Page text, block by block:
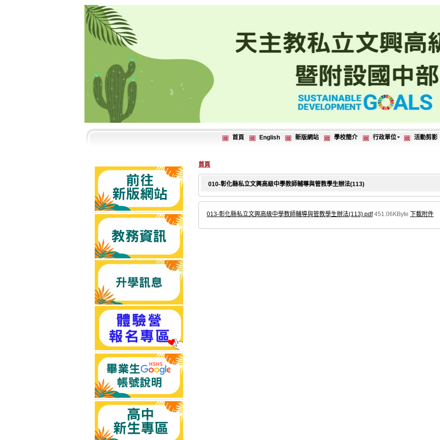
首頁 English 新版網站 學校簡介 行政單位 活動剪影
首頁
010-彰化縣私立文興高級中學教師輔導與管教學生辦法(113)
013-彰化縣私立文興高級中學教師輔導與管教學生辦法(113).pdf 451.06KByte 下載附件